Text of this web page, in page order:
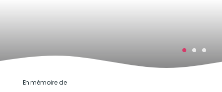
En mémoire de